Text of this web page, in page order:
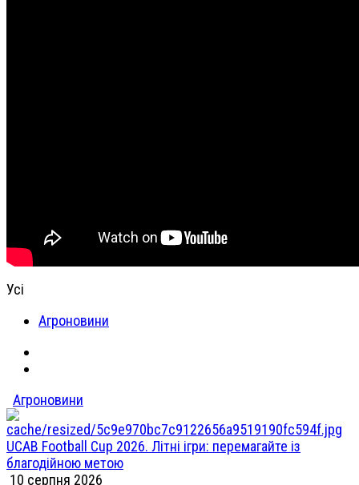
Усі
Агроновини
Агроновини
UCAB Football Cup 2026. Літні ігри: перемагайте із
благодійною метою
10 серпня 2026